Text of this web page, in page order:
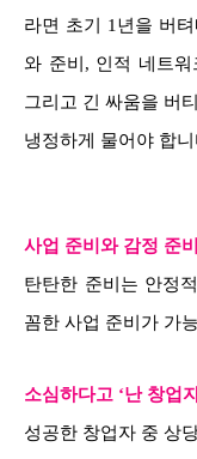
라면 초기 1년을 버
와 준비, 인적 네트
그리고 긴 싸움을 버
냉정하게 물어야 합니
사업 준비와 감정 준
탄탄한 준비는 안정
꼼한 사업 준비가 가
소심하다고 ‘난 창업
성공한 창업자 중 상